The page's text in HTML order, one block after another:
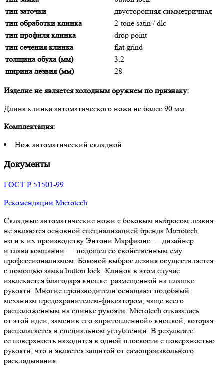
тип заточки
двусторонняя симметричная
тип обработки клинка
2-tone satin / dlc
тип профиля клинка
drop point
тип сечения клинка
flat grind
толщина обуха (мм)
3.2
ширина лезвия (мм)
28
Изделие не является холодным оружием по признаку:
Длина клинка автоматического ножа не более 90 мм.
Комплектация:
Нож автоматический складной.
Документы
ГОСТ Р 51501-99
Рекомендации Microtech
Складные автоматические ножи с боковым выбросом лезвия
не являются основной специализацией бренда Microtech,
но и к их производству Энтони Марфионе — дизайнер
и глава компании — подошел со свойственным ему
профессионализмом. Боковой выброс лезвия осуществляется
с помощью замка button lock. Клинок в этом случае
извлекается благодаря кнопке, размещенной на плашке
рукояти. Многие производители оснащают подобный
механизм предохранителем-фиксатором, чаще всего
расположенным на спинке рукояти. Microtech отказалась
от этой идеи, заменив его «притопленной» кнопкой, которая
располагается в специальном углублении. В результате
ее поверхность находится в одной плоскости с поверхностью
рукояти, что и является защитой от самопроизвольного
раскладывания.